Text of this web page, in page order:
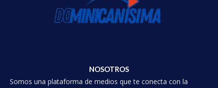
NOSOTROS
Somos una plataforma de medios que te conecta con la